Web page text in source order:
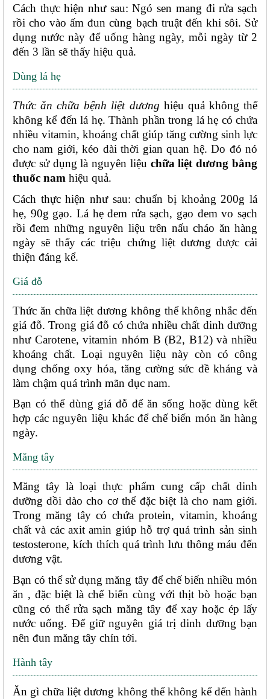
Cách thực hiện như sau: Ngó sen mang đi rửa sạch
rồi cho vào ấm đun cùng bạch truật đến khi sôi. Sử
dụng nước này để uống hàng ngày, mỗi ngày từ 2
đến 3 lần sẽ thấy hiệu quả.
Dùng lá hẹ
Thức ăn chữa bệnh liệt dương hiệu quả không thể
không kể đến lá hẹ. Thành phần trong lá hẹ có chứa
nhiều vitamin, khoáng chất giúp tăng cường sinh lực
cho nam giới, kéo dài thời gian quan hệ. Do đó nó
được sử dụng là nguyên liệu chữa liệt dương bằng
thuốc nam hiệu quả.
Cách thực hiện như sau: chuẩn bị khoảng 200g lá
hẹ, 90g gạo. Lá hẹ đem rửa sạch, gạo đem vo sạch
rồi đem những nguyên liệu trên nấu cháo ăn hàng
ngày sẽ thấy các triệu chứng liệt dương được cải
thiện đáng kể.
Giá đỗ
Thức ăn chữa liệt dương không thể không nhắc đến
giá đỗ. Trong giá đỗ có chứa nhiều chất dinh dưỡng
như Carotene, vitamin nhóm B (B2, B12) và nhiều
khoáng chất. Loại nguyên liệu này còn có công
dụng chống oxy hóa, tăng cường sức đề kháng và
làm chậm quá trình mãn dục nam.
Bạn có thể dùng giá đỗ để ăn sống hoặc dùng kết
hợp các nguyên liệu khác để chế biến món ăn hàng
ngày.
Măng tây
Măng tây là loại thực phẩm cung cấp chất dinh
dưỡng dồi dào cho cơ thể đặc biệt là cho nam giới.
Trong măng tây có chứa protein, vitamin, khoáng
chất và các axit amin giúp hỗ trợ quá trình sản sinh
testosterone, kích thích quá trình lưu thông máu đến
dương vật.
Bạn có thể sử dụng măng tây để chế biến nhiều món
ăn , đặc biệt là chế biến cùng với thịt bò hoặc bạn
cũng có thể rửa sạch măng tây để xay hoặc ép lấy
nước uống. Để giữ nguyên giá trị dinh dưỡng bạn
nên đun măng tây chín tới.
Hành tây
Ăn gì chữa liệt dương không thể không kể đến hành